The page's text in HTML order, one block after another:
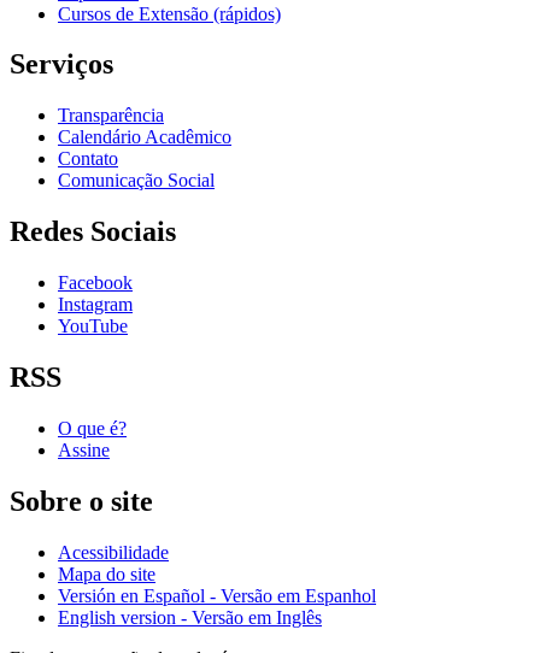
Cursos de Extensão (rápidos)
Serviços
Transparência
Calendário Acadêmico
Contato
Comunicação Social
Redes Sociais
Facebook
Instagram
YouTube
RSS
O que é?
Assine
Sobre o site
Acessibilidade
Mapa do site
Versión en Español - Versão em Espanhol
English version - Versão em Inglês